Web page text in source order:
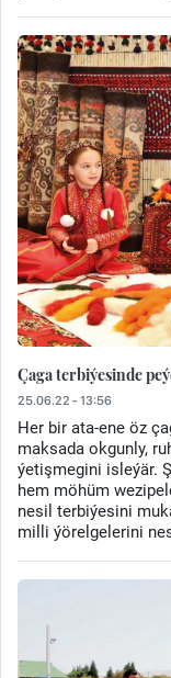
Çaga terbiýesinde
25.06.22 - 13:56
Her bir ata-ene öz
maksada okgunly,
ýetişmegini isleýär.
hem möhüm
nesil terbiýesini
milli ýörelgelerini